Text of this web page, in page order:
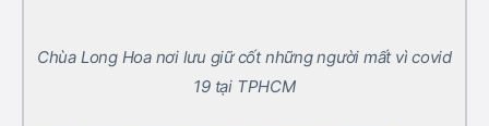
Chùa Long Hoa nơi lưu giữ cốt những người mất vì covid
19 tại TPHCM